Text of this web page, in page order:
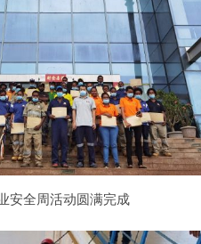
安全周活动圆满完成